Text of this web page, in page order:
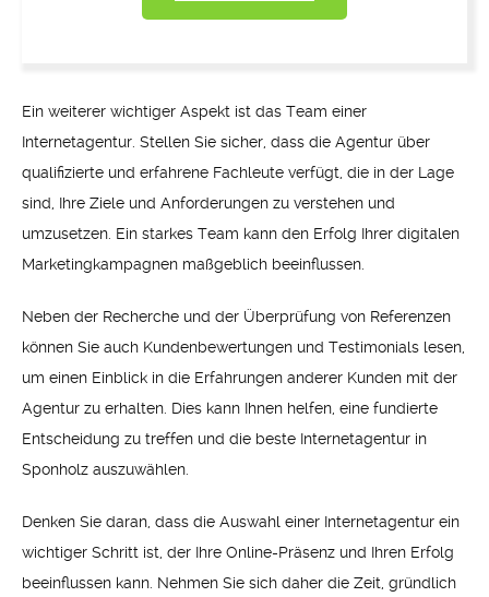
Ein weiterer wichtiger Aspekt ist das Team einer
Internetagentur. Stellen Sie sicher, dass die Agentur über
qualifizierte und erfahrene Fachleute verfügt, die in der Lage
sind, Ihre Ziele und Anforderungen zu verstehen und
umzusetzen. Ein starkes Team kann den Erfolg Ihrer digitalen
Marketingkampagnen maßgeblich beeinflussen.
Neben der Recherche und der Überprüfung von Referenzen
können Sie auch Kundenbewertungen und Testimonials lesen,
um einen Einblick in die Erfahrungen anderer Kunden mit der
Agentur zu erhalten. Dies kann Ihnen helfen, eine fundierte
Entscheidung zu treffen und die beste Internetagentur in
Sponholz auszuwählen.
Denken Sie daran, dass die Auswahl einer Internetagentur ein
wichtiger Schritt ist, der Ihre Online-Präsenz und Ihren Erfolg
beeinflussen kann. Nehmen Sie sich daher die Zeit, gründlich